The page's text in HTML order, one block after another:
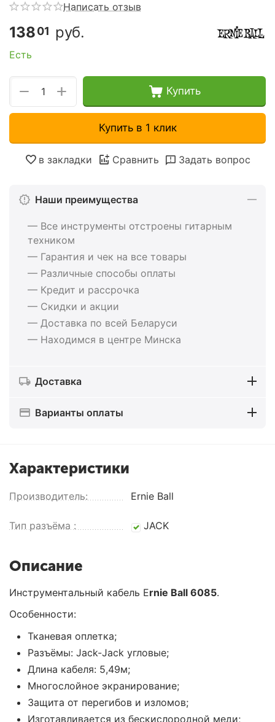
Написать отзыв
13801 руб.
Есть
+
− Купить
Купить в 1 клик
в закладки Сравнить Задать вопрос
Наши преимущества
— Все инструменты отстроены гитарным
техником
— Гарантия и чек на все товары
— Различные способы оплаты
— Кредит и рассрочка
— Скидки и акции
— Доставка по всей Беларуси
— Находимся в центре Минска
Доставка
Варианты оплаты
Характеристики
Производитель: Ernie Ball
Тип разъёма : JACK
Описание
Инструментальный кабель Ernie Ball 6085.
Особенности:
Тканевая оплетка;
Разъёмы: Jack-Jack угловые;
Длина кабеля: 5,49м;
Многослойное экранирование;
Защита от перегибов и изломов;
Изготавливается из бескислородной меди;